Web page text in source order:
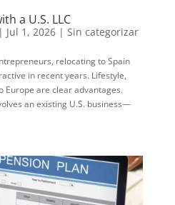
a U.S. LLC
| Jul 1, 2026| Sin categorizar
relocating to Spain
in recent years. Lifestyle,
Europe are clear advantages.
an existing U.S. business—